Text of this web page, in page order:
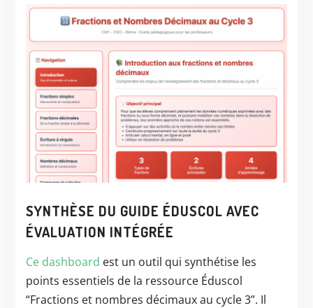
SYNTHÈSE DU GUIDE ÉDUSCOL AVEC
ÉVALUATION INTÉGRÉE
Ce dashboard est un outil qui synthétise les
points essentiels de la ressource Éduscol
“Fractions et nombres décimaux au cycle 3”. Il